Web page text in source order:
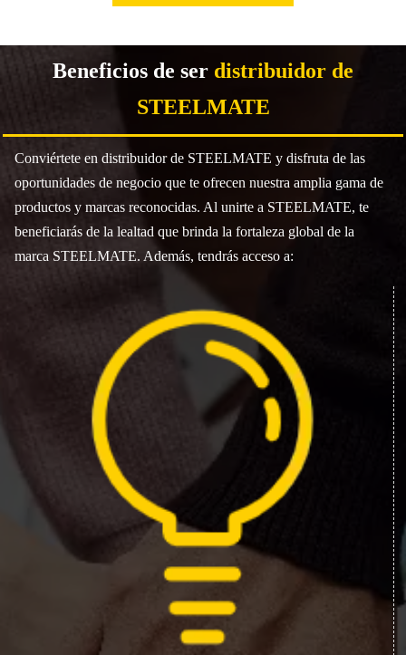
Beneficios de ser distribuidor de
STEELMATE
Conviértete en distribuidor de STEELMATE y disfruta de las
oportunidades de negocio que te ofrecen nuestra amplia gama de
productos y marcas reconocidas. Al unirte a STEELMATE, te
beneficiarás de la lealtad que brinda la fortaleza global de la
marca STEELMATE. Además, tendrás acceso a: